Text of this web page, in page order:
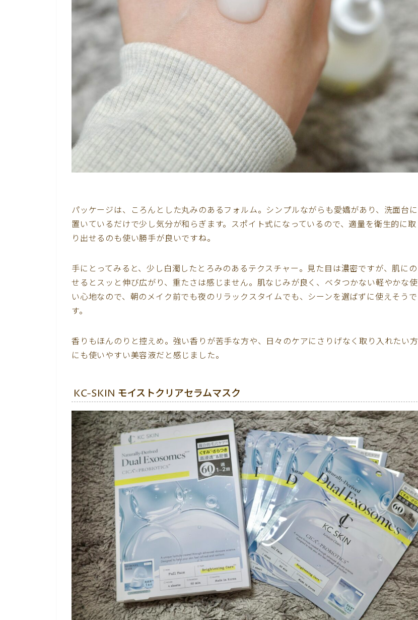
パッケージは、ころんとした丸みのあるフォルム。シンプルながらも愛嬌があり、洗面台に
置いているだけで少し気分が和らぎます。スポイト式になっているので、適量を衛生的に取
り出せるのも使い勝手が良いですね。
手にとってみると、少し白濁したとろみのあるテクスチャー。見た目は濃密ですが、肌にの
せるとスッと伸び広がり、重たさは感じません。肌なじみが良く、ベタつかない軽やかな使
い心地なので、朝のメイク前でも夜のリラックスタイムでも、シーンを選ばずに使えそうで
す。
香りもほんのりと控えめ。強い香りが苦手な方や、日々のケアにさりげなく取り入れたい方
にも使いやすい美容液だと感じました。
KC-SKIN モイストクリアセラムマスク